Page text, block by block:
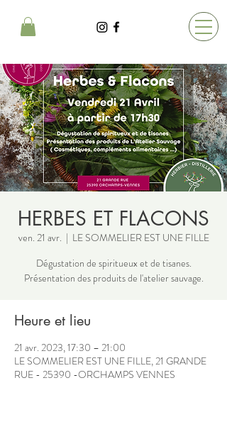
HERBES ET FLACONS
ven. 21 avr.
  |
LE SOMMELIER EST UNE FILLE
Dégustation de spiritueux et de tisanes.
Présentation des produits de l'atelier sauvage.
Heure et lieu
21 avr. 2023, 17:30 – 21:00
LE SOMMELIER EST UNE FILLE, 21 GRANDE
RUE - 25390 -ORCHAMPS VENNES